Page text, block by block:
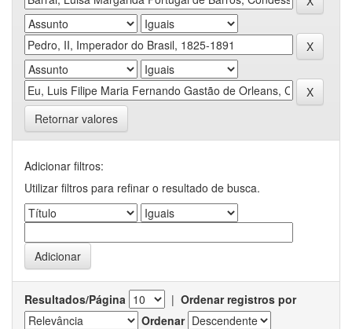
Retornar valores
Adicionar filtros:
Utilizar filtros para refinar o resultado de busca.
Resultados/Página | Ordenar registros por
Ordenar